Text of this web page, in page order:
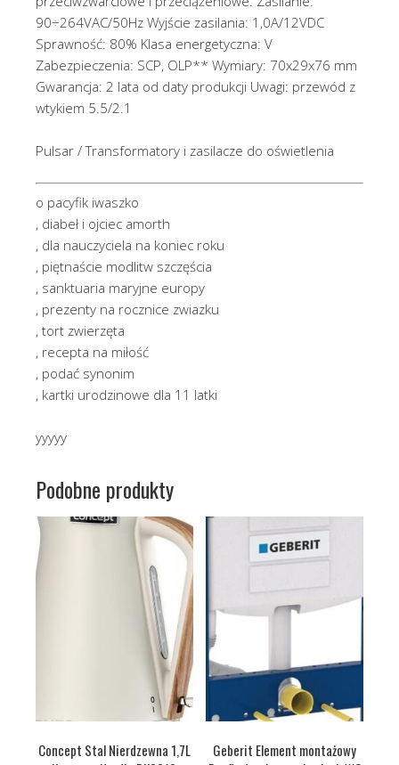
90÷264VAC/50Hz Wyjście zasilania: 1,0A/12VDC
Sprawność: 80% Klasa energetyczna: V
Zabezpieczenia: SCP, OLP** Wymiary: 70x29x76 mm
Gwarancja: 2 lata od daty produkcji Uwagi: przewód z
wtykiem 5.5/2.1
Pulsar / Transformatory i zasilacze do oświetlenia
o pacyfik iwaszko
, diabeł i ojciec amorth
, dla nauczyciela na koniec roku
, piętnaście modlitw szczęścia
, sanktuaria maryjne europy
, prezenty na rocznice zwiazku
, tort zwierzęta
, recepta na miłość
, podać synonim
, kartki urodzinowe dla 11 latki
yyyyy
Podobne produkty
Concept Stal Nierdzewna 1,7L
Geberit Element montażowy